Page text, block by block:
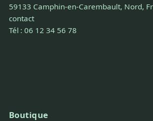
59133 Camphin-en-Carembault, Nord,
contact
Tél : 06 12 34 56 78
Boutique